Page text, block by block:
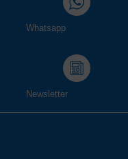
Whatsapp
Newsletter